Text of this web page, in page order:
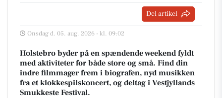
Del artikel
Onsdag d. 05. aug. 2026 - kl. 09:02
Holstebro byder på en spændende weekend fyldt
med aktiviteter for både store og små. Find din
indre filmmager frem i biografen, nyd musikken
fra et klokkespilskoncert, og deltag i Vestjyllands
Smukkeste Festival.